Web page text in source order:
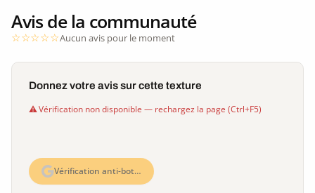
Avis de la communauté
Aucun avis pour le moment
Donnez votre avis sur cette texture
Vérification non disponible — rechargez la page (Ctrl+F5)
Vérification anti-bot…